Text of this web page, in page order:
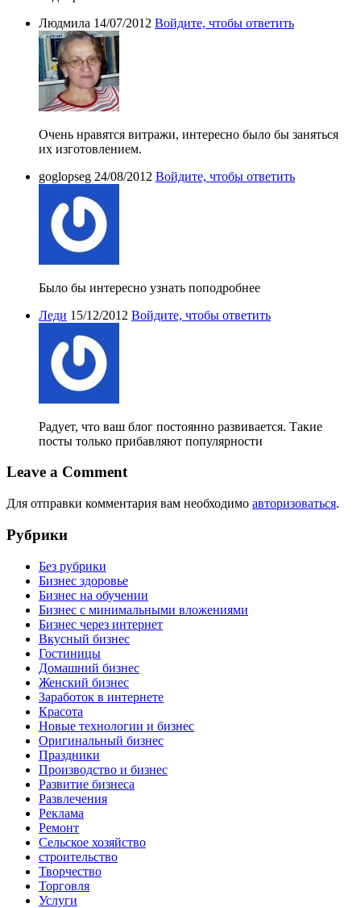
Людмила 14/07/2012 Войдите, чтобы ответить
Очень нравятся витражи, интересно было бы заняться
их изготовлением.
goglopseg 24/08/2012 Войдите, чтобы ответить
Было бы интересно узнать поподробнее
Лeди 15/12/2012 Войдите, чтобы ответить
Радует, что ваш блог постоянно развивается. Такие
посты только прибавляют популярности
Leave a Comment
Для отправки комментария вам необходимо авторизоваться.
Рубрики
Без рубрики
Бизнес здоровье
Бизнес на обучении
Бизнес с минимальными вложениями
Бизнес через интернет
Вкусный бизнес
Гостиницы
Домашний бизнес
Женский бизнес
Заработок в интернете
Красота
Новые технологии и бизнес
Оригинальный бизнес
Праздники
Производство и бизнес
Развитие бизнеса
Развлечения
Реклама
Ремонт
Сельское хозяйство
строительство
Творчество
Торговля
Услуги